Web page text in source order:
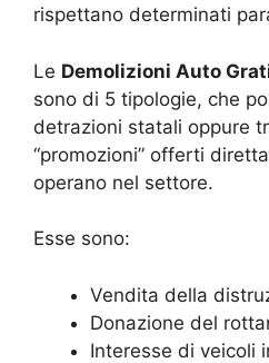
rispettano determinati
Le Demolizioni Auto
sono di 5 tipologie, che
detrazioni statali oppure
“promozioni” offerti
operano nel settore.
Esse sono:
Vendita della
Donazione del
Interesse di veicoli